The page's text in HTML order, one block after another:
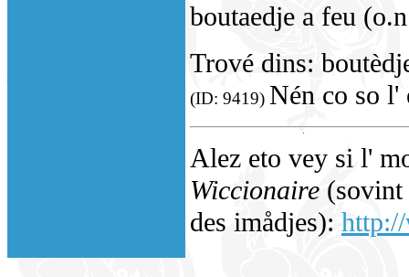
boutaedje a feu
Trové dins:
(ID: 9419) Nén co so l'
Alez eto vey si l'
Wiccionaire (sovint
des imådjes):